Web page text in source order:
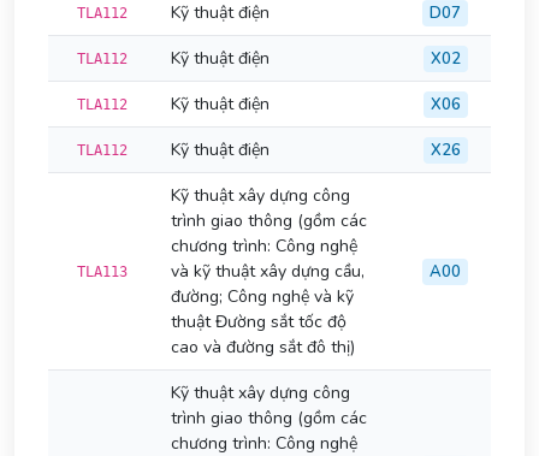
TLA112 Kỹ thuật điện D07
TLA112 Kỹ thuật điện X02
TLA112 Kỹ thuật điện X06
TLA112 Kỹ thuật điện X26
TLA113
Kỹ thuật xây dựng công
trình giao thông (gồm các
chương trình: Công nghệ
và kỹ thuật xây dựng cầu,
đường; Công nghệ và kỹ
thuật Đường sắt tốc độ
cao và đường sắt đô thị)
A00
Kỹ thuật xây dựng công
trình giao thông (gồm các
chương trình: Công nghệ